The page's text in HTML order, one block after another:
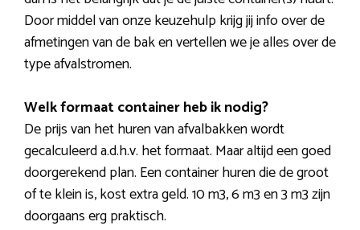
Door middel van onze keuzehulp krijg jij info over de
afmetingen van de bak en vertellen we je alles over de
type afvalstromen.
Welk formaat container heb ik nodig?
De prijs van het huren van afvalbakken wordt
gecalculeerd a.d.h.v. het formaat. Maar altijd een goed
doorgerekend plan. Een container huren die de groot
of te klein is, kost extra geld. 10 m3, 6 m3 en 3 m3 zijn
doorgaans erg praktisch.